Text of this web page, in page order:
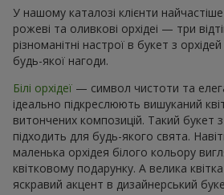
У нашому каталозі клієнти
рожеві та оливкові орхідеі — три
різноманітні настрої в букет з
будь-якої нагоди.
Білі орхідеї — символ чистоти та
ідеально підкреслюють вишуканий
витончених композицій. Такий букет
підходить для будь-якого свята.
маленька орхідея білого кольору
квітковому подарунку. А велика
яскравий акцент в дизайнерський